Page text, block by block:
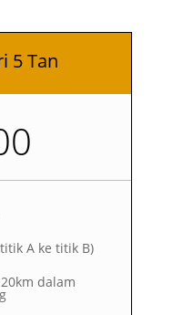
5 Tan
A ke titik B)
dalam